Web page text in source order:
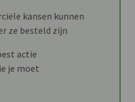
kansen kunnen
ze besteld zijn
actie
je moet